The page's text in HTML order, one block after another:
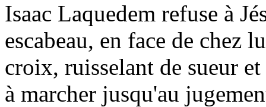
Isaac Laquedem refuse à
escabeau, en face de chez
croix, ruisselant de sueur
à marcher jusqu'au